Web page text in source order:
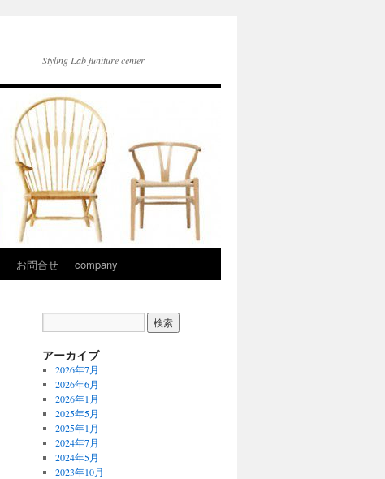
Styling Lab funiture center
お問合せ company
アーカイブ
2026年7月
2026年6月
2026年1月
2025年5月
2025年1月
2024年7月
2024年5月
2023年10月